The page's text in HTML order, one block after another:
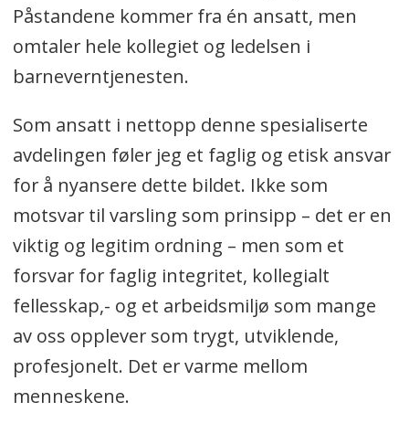
Påstandene kommer fra én ansatt, men
omtaler hele kollegiet og ledelsen i
barneverntjenesten.
Som ansatt i nettopp denne spesialiserte
avdelingen føler jeg et faglig og etisk ansvar
for å nyansere dette bildet. Ikke som
motsvar til varsling som prinsipp – det er en
viktig og legitim ordning – men som et
forsvar for faglig integritet, kollegialt
fellesskap,- og et arbeidsmiljø som mange
av oss opplever som trygt, utviklende,
profesjonelt. Det er varme mellom
menneskene.